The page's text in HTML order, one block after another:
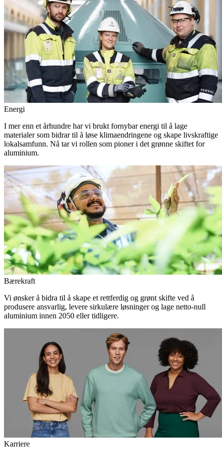
Energi
I mer enn et århundre har vi brukt fornybar energi til å lage
materialer som bidrar til å løse klimaendringene og skape livskraftige
lokalsamfunn. Nå tar vi rollen som pioner i det grønne skiftet for
aluminium.
Bærekraft
Vi ønsker å bidra til å skape et rettferdig og grønt skifte ved å
produsere ansvarlig, levere sirkulære løsninger og lage netto-null
aluminium innen 2050 eller tidligere.
Karriere